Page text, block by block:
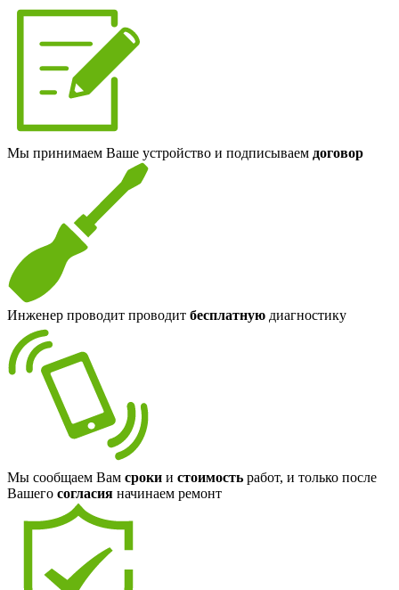
Мы принимаем Ваше устройство и подписываем договор
Инженер проводит проводит бесплатную диагностику
Мы сообщаем Вам сроки и стоимость работ, и только после
Вашего согласия начинаем ремонт